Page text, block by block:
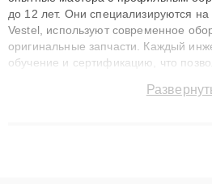
до 12 лет. Они специализируются
Vestel, используют современное
оригинальные запчасти. Каждый
обучение и сертификацию, что
сохранением гарантии до 3 лет.